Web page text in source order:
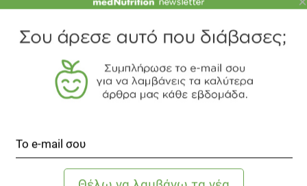
Δίαιτα
1 λεπτό να διαβαστεί